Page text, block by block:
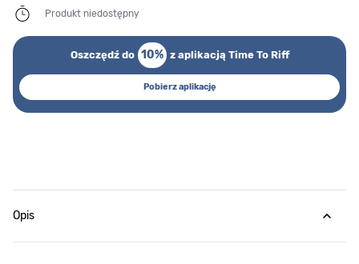
Produkt niedostępny
Oszczędź do 10% z aplikacją Time To Riff
Pobierz aplikację
Opis